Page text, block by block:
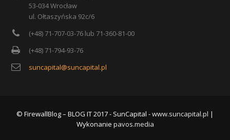
53-034 Wrocław
ul. Ołtaszyńska 92c/6
(+48) 71-707-03-76 lub 71-360-81-00
(+48) 71-794-93-76
suncapital@suncapital.pl
© FirewallBlog – BLOG IT 2017 - SunCapital -www.suncapital.pl |
Wykonanie pavos.media